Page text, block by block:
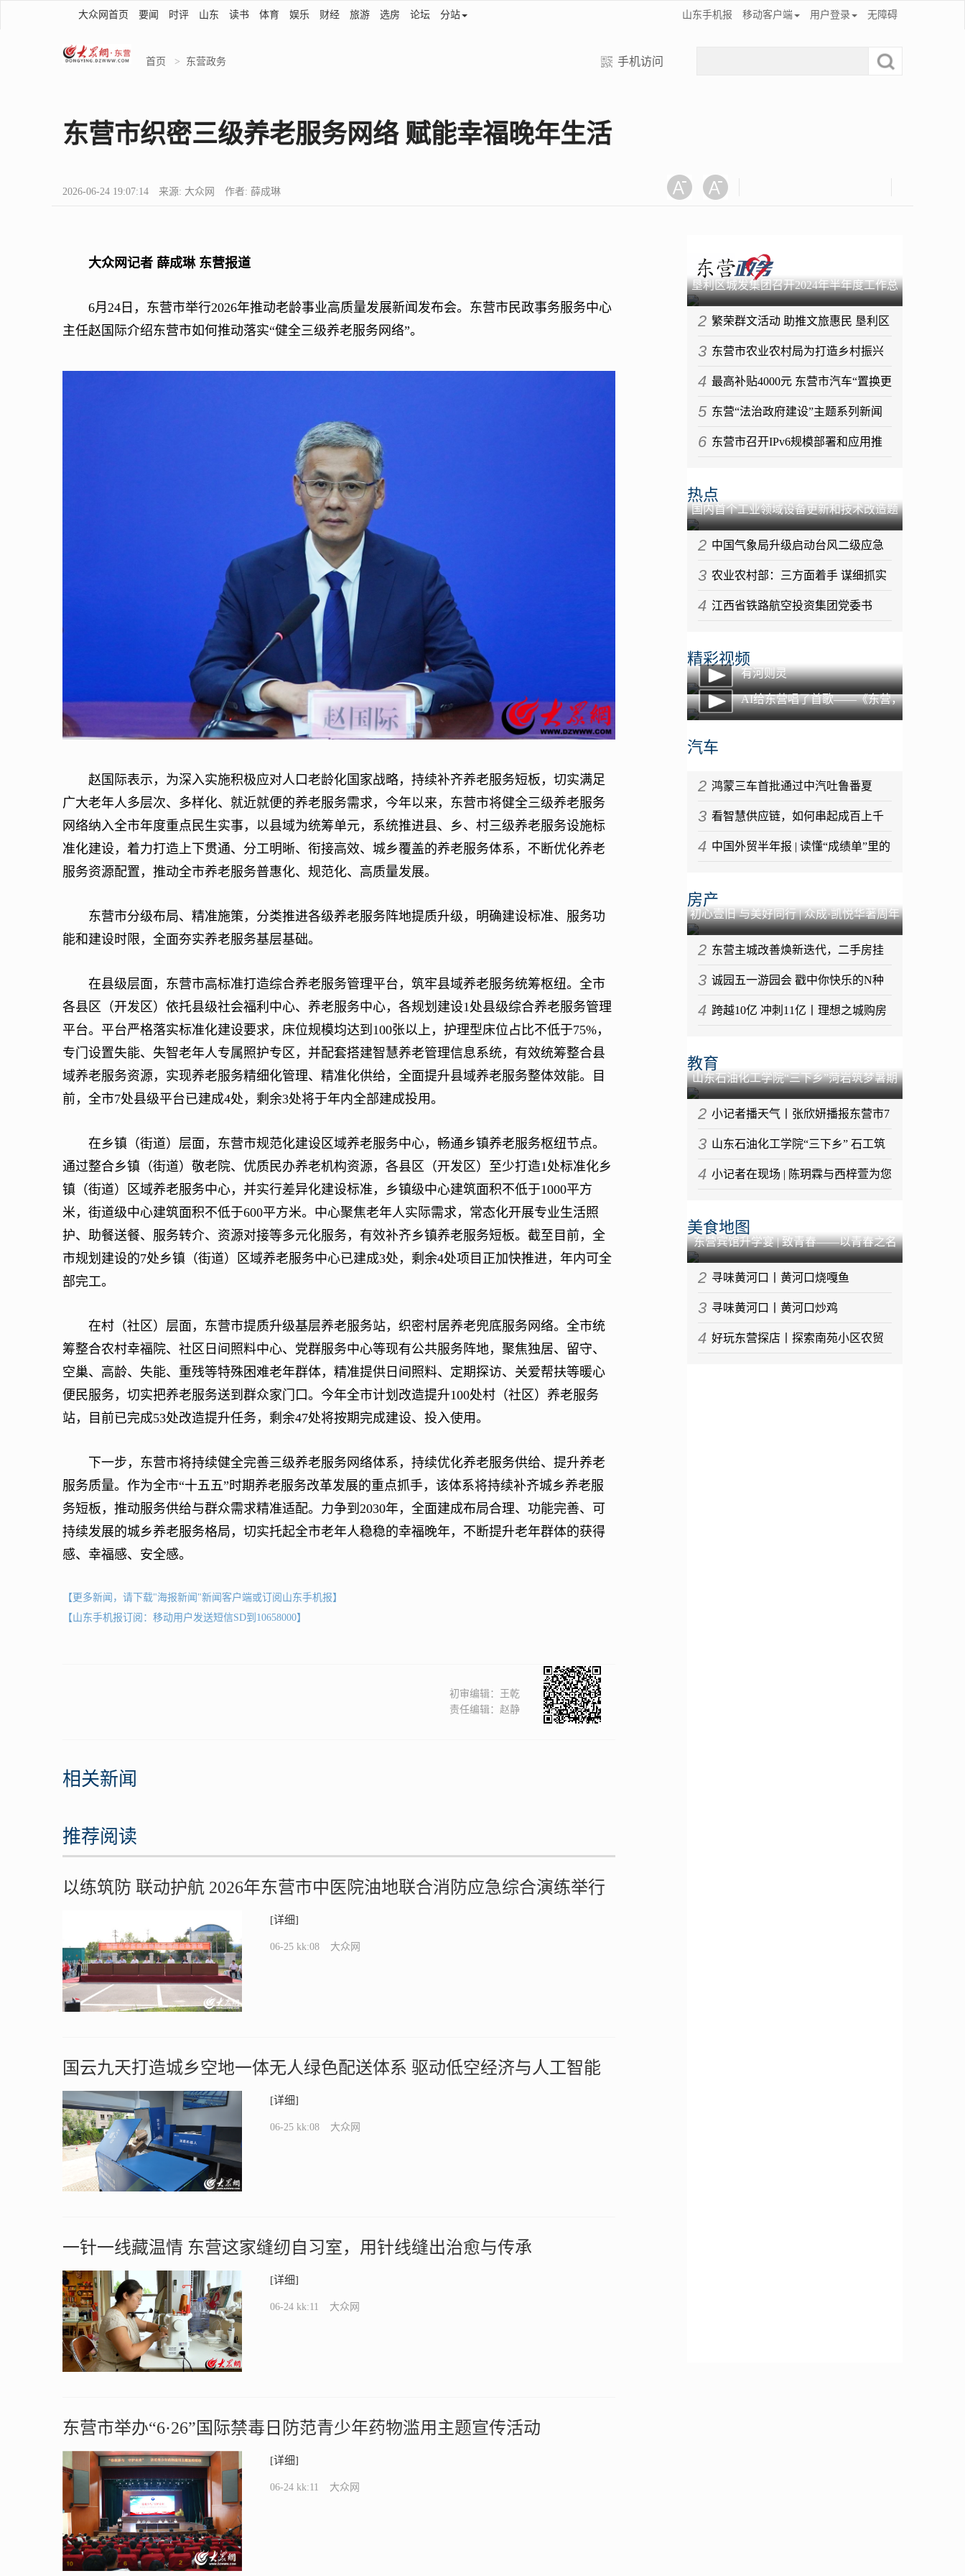
大众网首页 要闻 时评 山东 读书 体育 娱乐 财经 旅游 选房 论坛 分站 山东手机报 移动客户端 用户登录 无障碍
首页 > 东营政务 手机访问
东营市织密三级养老服务网络 赋能幸福晚年生活
2026-06-24 19:07:14 来源: 大众网 作者: 薛成琳
大众网记者 薛成琳 东营报道
6月24日，东营市举行2026年推动老龄事业高质量发展新闻发布会。东营市民政事务服务中心
主任赵国际介绍东营市如何推动落实“健全三级养老服务网络”。
赵国际表示，为深入实施积极应对人口老龄化国家战略，持续补齐养老服务短板，切实满足
广大老年人多层次、多样化、就近就便的养老服务需求，今年以来，东营市将健全三级养老服务
网络纳入全市年度重点民生实事，以县域为统筹单元，系统推进县、乡、村三级养老服务设施标
准化建设，着力打造上下贯通、分工明晰、衔接高效、城乡覆盖的养老服务体系，不断优化养老
服务资源配置，推动全市养老服务普惠化、规范化、高质量发展。
东营市分级布局、精准施策，分类推进各级养老服务阵地提质升级，明确建设标准、服务功
能和建设时限，全面夯实养老服务基层基础。
在县级层面，东营市高标准打造综合养老服务管理平台，筑牢县域养老服务统筹枢纽。全市
各县区（开发区）依托县级社会福利中心、养老服务中心，各规划建设1处县级综合养老服务管理
平台。平台严格落实标准化建设要求，床位规模均达到100张以上，护理型床位占比不低于75%，
专门设置失能、失智老年人专属照护专区，并配套搭建智慧养老管理信息系统，有效统筹整合县
域养老服务资源，实现养老服务精细化管理、精准化供给，全面提升县域养老服务整体效能。目
前，全市7处县级平台已建成4处，剩余3处将于年内全部建成投用。
在乡镇（街道）层面，东营市规范化建设区域养老服务中心，畅通乡镇养老服务枢纽节点。
通过整合乡镇（街道）敬老院、优质民办养老机构资源，各县区（开发区）至少打造1处标准化乡
镇（街道）区域养老服务中心，并实行差异化建设标准，乡镇级中心建筑面积不低于1000平方
米，街道级中心建筑面积不低于600平方米。中心聚焦老年人实际需求，常态化开展专业生活照
护、助餐送餐、服务转介、资源对接等多元化服务，有效补齐乡镇养老服务短板。截至目前，全
市规划建设的7处乡镇（街道）区域养老服务中心已建成3处，剩余4处项目正加快推进，年内可全
部完工。
在村（社区）层面，东营市提质升级基层养老服务站，织密村居养老兜底服务网络。全市统
筹整合农村幸福院、社区日间照料中心、党群服务中心等现有公共服务阵地，聚焦独居、留守、
空巢、高龄、失能、重残等特殊困难老年群体，精准提供日间照料、定期探访、关爱帮扶等暖心
便民服务，切实把养老服务送到群众家门口。今年全市计划改造提升100处村（社区）养老服务
站，目前已完成53处改造提升任务，剩余47处将按期完成建设、投入使用。
下一步，东营市将持续健全完善三级养老服务网络体系，持续优化养老服务供给、提升养老
服务质量。作为全市“十五五”时期养老服务改革发展的重点抓手，该体系将持续补齐城乡养老服
务短板，推动服务供给与群众需求精准适配。力争到2030年，全面建成布局合理、功能完善、可
持续发展的城乡养老服务格局，切实托起全市老年人稳稳的幸福晚年，不断提升老年群体的获得
感、幸福感、安全感。
【更多新闻，请下载"海报新闻"新闻客户端或订阅山东手机报】
【山东手机报订阅：移动用户发送短信SD到10658000】
初审编辑：王乾
责任编辑：赵静
相关新闻
推荐阅读
以练筑防 联动护航 2026年东营市中医院油地联合消防应急综合演练举行
[详细]
06-25 kk:08 大众网
国云九天打造城乡空地一体无人绿色配送体系 驱动低空经济与人工智能
产业融合发展
[详细]
06-25 kk:08 大众网
一针一线藏温情 东营这家缝纫自习室，用针线缝出治愈与传承
[详细]
06-24 kk:11 大众网
东营市举办“6·26”国际禁毒日防范青少年药物滥用主题宣传活动
[详细]
06-24 kk:11 大众网